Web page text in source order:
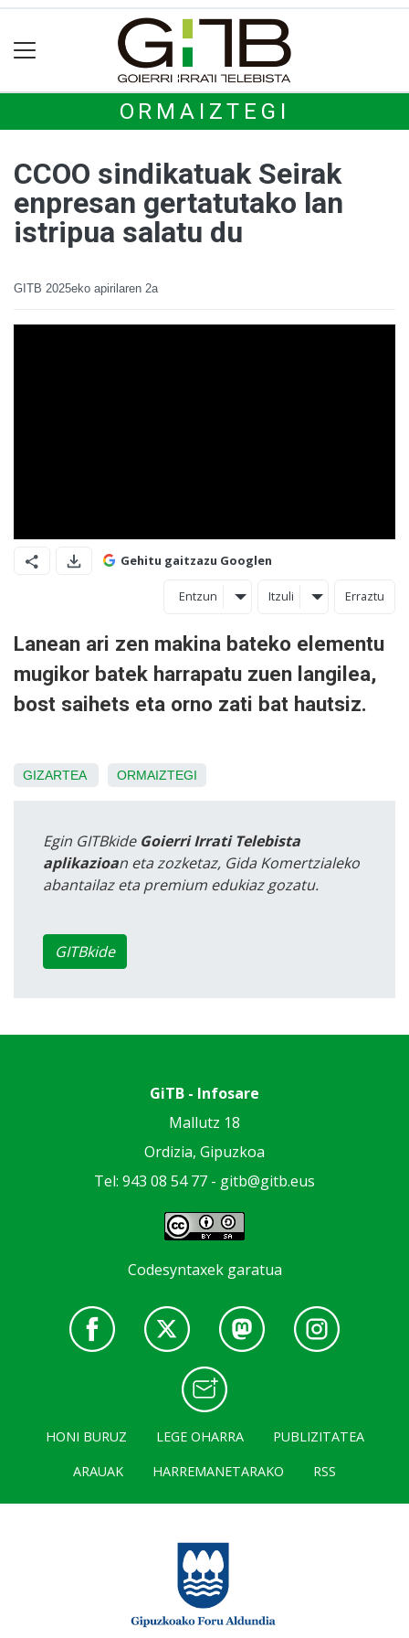
ORMAIZTEGI
CCOO sindikatuak Seirak
enpresan gertatutako lan
istripua salatu du
GITB 2025eko apirilaren 2a
Gehitu gaitzazu Googlen
Entzun Itzuli Erraztu
Lanean ari zen makina bateko elementu
mugikor batek harrapatu zuen langilea,
bost saihets eta orno zati bat hautsiz.
GIZARTEA ORMAIZTEGI
Egin GITBkide Goierri Irrati Telebista
aplikazioan eta zozketaz, Gida Komertzialeko
abantailaz eta premium edukiaz gozatu.
GITBkide
GiTB - Infosare
Mallutz 18
Ordizia, Gipuzkoa
Tel: 943 08 54 77 - gitb@gitb.eus
Codesyntaxek garatua
HONI BURUZ LEGE OHARRA
PUBLIZITATEA
ARAUAK
HARREMANETARAKO RSS